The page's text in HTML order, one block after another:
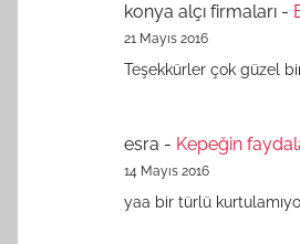
konya alçı firmaları -
21 Mayıs 2016
Teşekkürler çok güzel
esra - Kepeğin
14 Mayıs 2016
yaa bir türlü